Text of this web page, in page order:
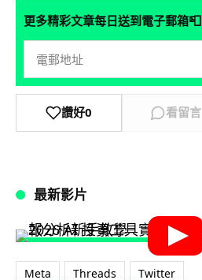
更多精彩文章每日送到電子郵箱📮
讚好0 看留言
最新影片
Meta Threads Twitter